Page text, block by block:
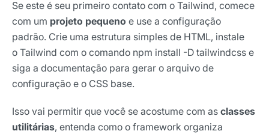
Se este é seu primeiro contato com o Tailwind, comece
com um projeto pequeno e use a configuração
padrão. Crie uma estrutura simples de HTML, instale
o Tailwind com o comando npm install -D tailwindcss e
siga a documentação para gerar o arquivo de
configuração e o CSS base.
Isso vai permitir que você se acostume com as classes
utilitárias, entenda como o framework organiza